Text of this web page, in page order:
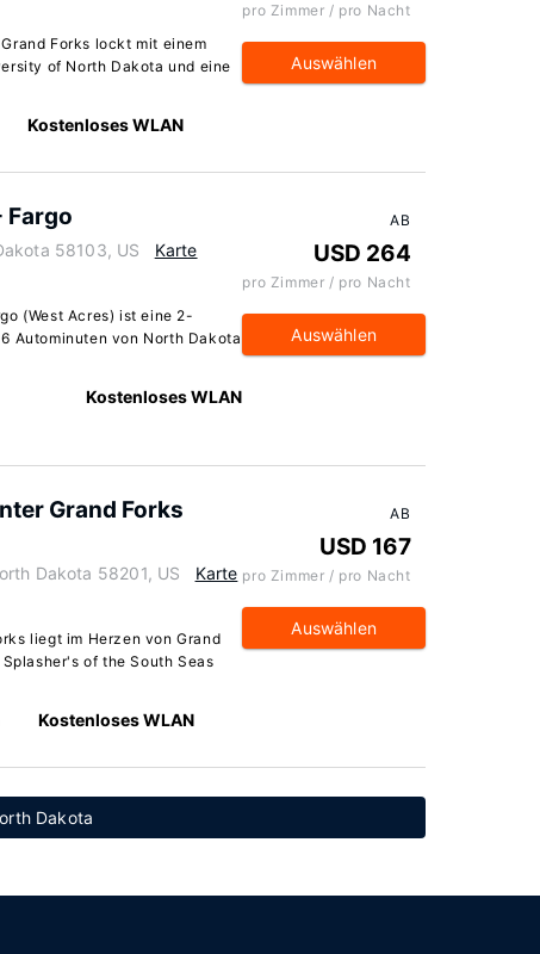
Forks lockt mit einem
of North Dakota und eine
Kostenloses WLAN
pro Zimmer / pro Nacht
Auswählen
Fargo
58103, US
Karte
(West Acres) ist eine 2-
Autominuten von North Dakota
Kostenloses WLAN
AB
USD 264
pro Zimmer / pro Nacht
Auswählen
Grand Forks
Dakota 58201, US
Karte
liegt im Herzen von Grand
of the South Seas
Kostenloses WLAN
AB
USD 167
pro Zimmer / pro Nacht
Auswählen
Dakota